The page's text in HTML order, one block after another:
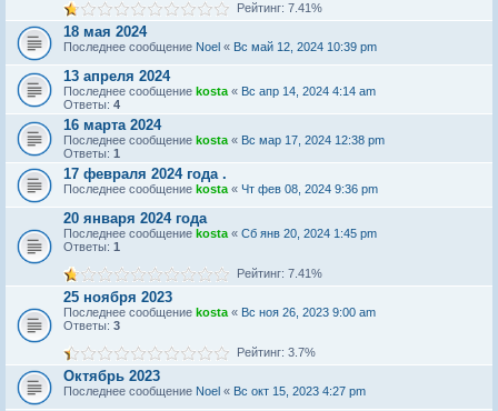
Рейтинг: 7.41%
18 мая 2024
Последнее сообщение Noel « Вс май 12, 2024 10:39 pm
13 апреля 2024
Последнее сообщение kosta « Вс апр 14, 2024 4:14 am
Ответы: 4
16 марта 2024
Последнее сообщение kosta « Вс мар 17, 2024 12:38 pm
Ответы: 1
17 февраля 2024 года .
Последнее сообщение kosta « Чт фев 08, 2024 9:36 pm
20 января 2024 года
Последнее сообщение kosta « Сб янв 20, 2024 1:45 pm
Ответы: 1
Рейтинг: 7.41%
25 ноября 2023
Последнее сообщение kosta « Вс ноя 26, 2023 9:00 am
Ответы: 3
Рейтинг: 3.7%
Октябрь 2023
Последнее сообщение Noel « Вс окт 15, 2023 4:27 pm